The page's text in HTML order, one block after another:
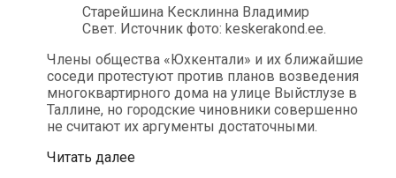
Старейшина Кесклинна Владимир
Свет. Источник фото: keskerakond.ee.
Члены общества «Юхкентали» и их ближайшие
соседи протестуют против планов возведения
многоквартирного дома на улице Выйстлузе в
Таллине, но городские чиновники совершенно
не считают их аргументы достаточными.
Читать далееСтроительство